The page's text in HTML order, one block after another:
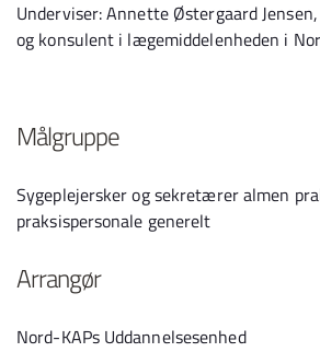
Underviser: Annette Østergaard
og konsulent i lægemiddelenheden i
Målgruppe
Sygeplejersker og sekretærer almen
praksispersonale generelt
Arrangør
Nord-KAPs Uddannelsesenhed